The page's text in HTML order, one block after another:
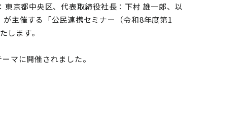
東京都中央区、代表取締役社長：下村 雄一郎、以
主催する「公民連携セミナー（令和8年度第1
します。
マに開催されました。